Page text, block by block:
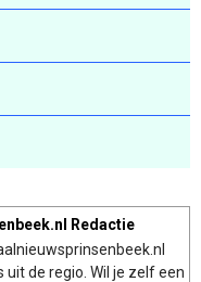
Redactie
de regio. Wil je zelf een